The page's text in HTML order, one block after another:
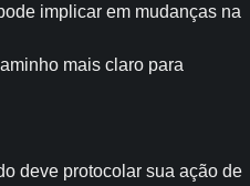
implicar em mudanças na
mais claro para
deve protocolar sua ação de